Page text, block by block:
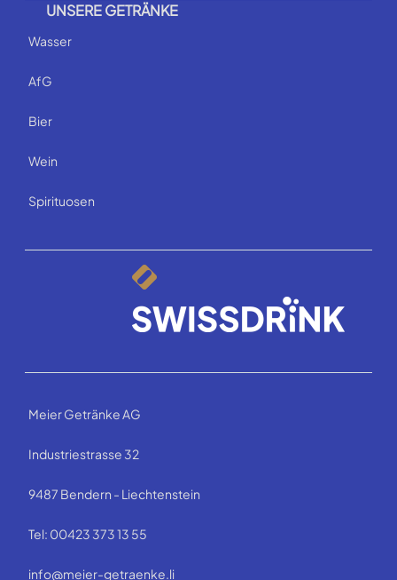
UNSERE GETRÄNKE
Wasser
AfG
Bier
Wein
Spirituosen
Meier Getränke AG
Industriestrasse 32
9487 Bendern - Liechtenstein
Tel: 00423 373 13 55
info@meier-getraenke.li